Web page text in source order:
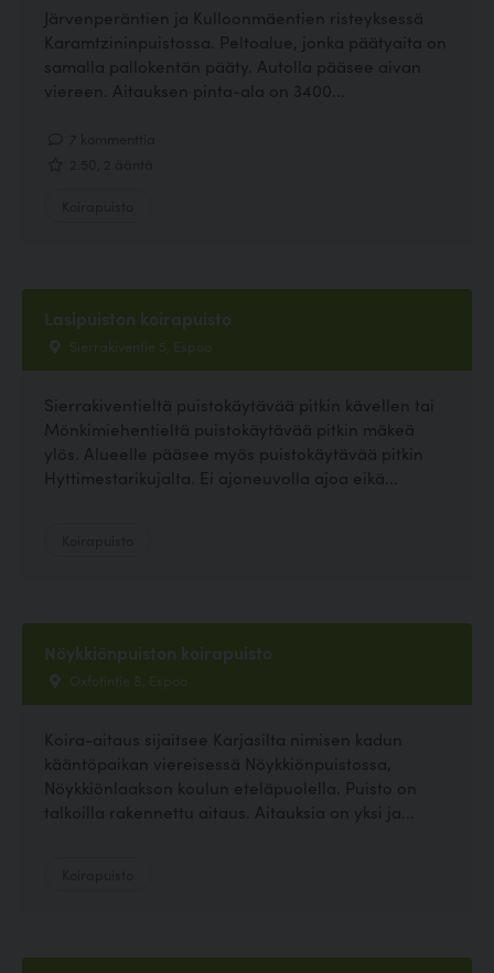
Järvenperäntien ja Kulloonmäentien risteyksessä
Karamtzininpuistossa. Peltoalue, jonka päätyaita on
samalla pallokentän pääty. Autolla pääsee aivan
viereen. Aitauksen pinta-ala on 3400...
Lasipuiston koirapuisto
Sierrakiventie 5, Espoo
Sierrakiventieltä puistokäytävää pitkin kävellen tai
Mönkimiehentieltä puistokäytävää pitkin mäkeä
ylös. Alueelle pääsee myös puistokäytävää pitkin
Hyttimestarikujalta. Ei ajoneuvolla ajoa eikä...
Nöykkiönpuiston koirapuisto
Oxfotintie 8, Espoo
Koira-aitaus sijaitsee Karjasilta nimisen kadun
kääntöpaikan viereisessä Nöykkiönpuistossa,
Nöykkiönlaakson koulun eteläpuolella. Puisto on
talkoilla rakennettu aitaus. Aitauksia on yksi ja...